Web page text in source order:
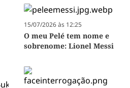
15/07/2026 às 12:25
O meu Pelé tem nome e
sobrenome: Lionel Messi